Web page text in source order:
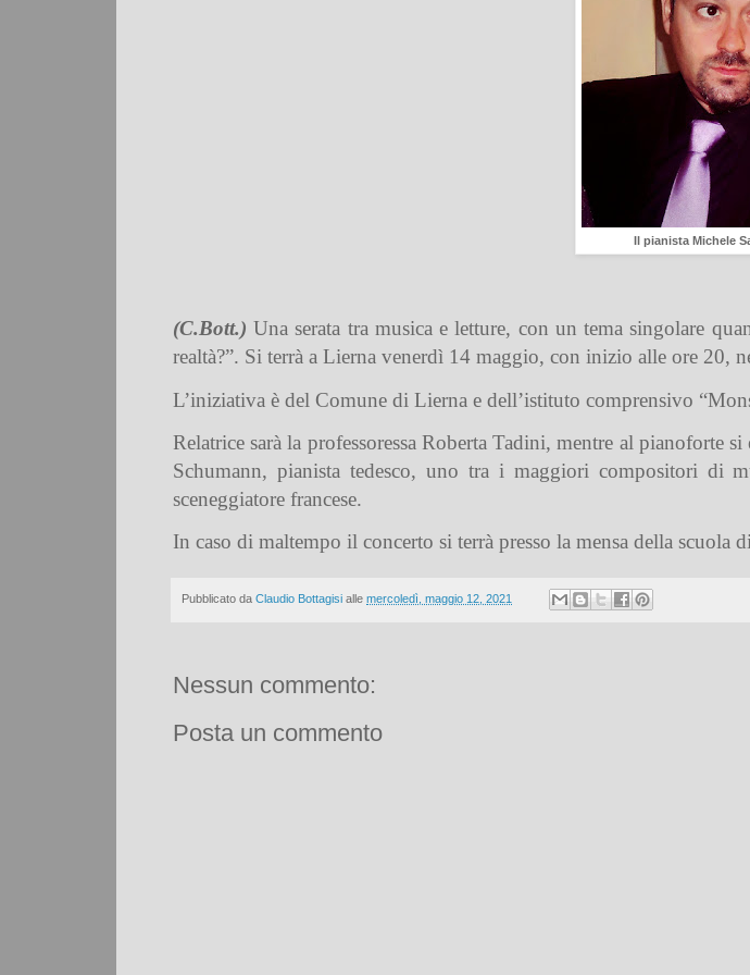
Il pianista Michele
(C.Bott.) Una serata tra musica e letture, con un tema singolare
realtà?”. Si terrà a Lierna venerdì 14 maggio, con inizio alle ore 20,
L’iniziativa è del Comune di Lierna e dell’istituto comprensivo
Relatrice sarà la professoressa Roberta Tadini, mentre al pianoforte
Schumann, pianista tedesco, uno tra i maggiori compositori di
sceneggiatore francese.
In caso di maltempo il concerto si terrà presso la mensa della scuola
Pubblicato da Claudio Bottagisi alle mercoledì, maggio 12, 2021
Nessun commento:
Posta un commento